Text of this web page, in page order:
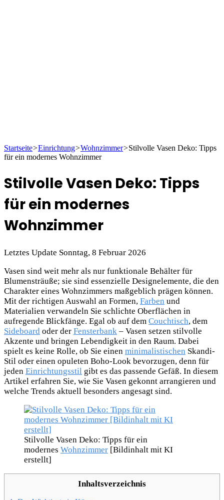
Startseite>Einrichtung>Wohnzimmer>Stilvolle Vasen Deko: Tipps
für ein modernes Wohnzimmer
Stilvolle Vasen Deko: Tipps
für ein modernes
Wohnzimmer
Letztes Update Sonntag, 8 Februar 2026
Vasen sind weit mehr als nur funktionale Behälter für
Blumensträuße; sie sind essenzielle Designelemente, die den
Charakter eines Wohnzimmers maßgeblich prägen können.
Mit der richtigen Auswahl an Formen, Farben und
Materialien verwandeln Sie schlichte Oberflächen in
aufregende Blickfänge. Egal ob auf dem Couchtisch, dem
Sideboard oder der Fensterbank – Vasen setzen stilvolle
Akzente und bringen Lebendigkeit in den Raum. Dabei
spielt es keine Rolle, ob Sie einen minimalistischen Skandi-
Stil oder einen opuleten Boho-Look bevorzugen, denn für
jeden Einrichtungsstil gibt es das passende Gefäß. In diesem
Artikel erfahren Sie, wie Sie Vasen gekonnt arrangieren und
welche Trends aktuell besonders angesagt sind.
Stilvolle Vasen Deko: Tipps für ein
modernes Wohnzimmer [Bildinhalt mit KI
erstellt]
Inhaltsverzeichnis